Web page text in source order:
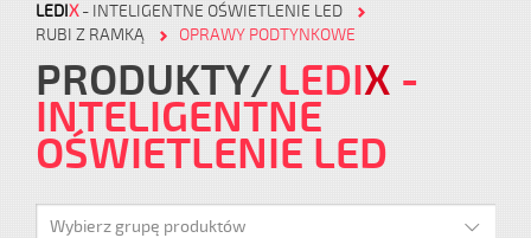
LEDIX- INTELIGENTNE OŚWIETLENIE LED
RUBI Z RAMKĄ
OPRAWY PODTYNKOWE
PRODUKTY LEDIX -
INTELIGENTNE
OŚWIETLENIE LED
Wybierz grupę produktów